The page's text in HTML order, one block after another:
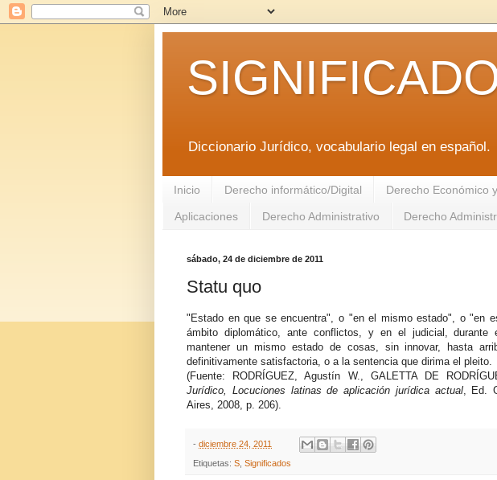
Diccionario Jurídico, vocabulario legal en español.
Inicio Derecho informático/Digital Derecho Económico
Aplicaciones Derecho Administrativo Derecho
sábado, 24 de diciembre de 2011
Statu quo
"Estado en que se encuentra", o "en el mismo estado", o "en
ámbito diplomático, ante conflictos, y en el judicial,
mantener un mismo estado de cosas, sin innovar, hasta
definitivamente satisfactoria, o a la sentencia que dirima el pleito.
(Fuente: RODRÍGUEZ, Agustín W., GALETTA DE
Jurídico, Locuciones latinas de aplicación jurídica actual, Ed.
Aires, 2008, p. 206).
- diciembre 24, 2011
Etiquetas: S Significados